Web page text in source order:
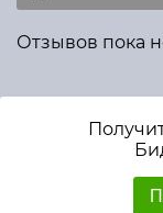
Отзывов пока